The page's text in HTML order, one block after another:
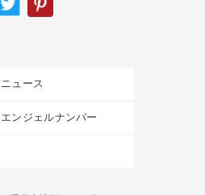
ニュース
エンジェルナンバー